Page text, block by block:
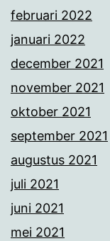
februari 2022
januari 2022
december 2021
november 2021
oktober 2021
september 2021
augustus 2021
juli 2021
juni 2021
mei 2021